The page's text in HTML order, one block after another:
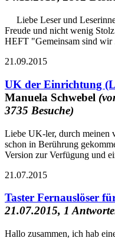
Liebe Leser und
Freude und nicht wenig
HEFT "Gemeinsam sind wir
21.09.2015
UK der Einrichtung
Manuela Schwebel
3735 Besuche)
Liebe UK-ler, durch meinen
schon in Berührung
Version zur Verfügung und
21.07.2015
Taster Fernauslöser
21.07.2015, 1
Hallo zusammen, ich hab